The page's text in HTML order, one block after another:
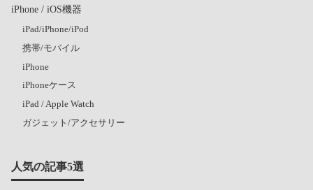
iPhone / iOS機器
iPad/iPhone/iPod
携帯/モバイル
iPhone
iPhoneケース
iPad / Apple Watch
ガジェット/アクセサリー
人気の記事5選